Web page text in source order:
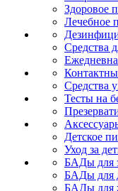
Здоровое
Лечебное
Средства
Средства
Тесты на
Детское
Уход за
БАДы для
БАДы для
БАДы для